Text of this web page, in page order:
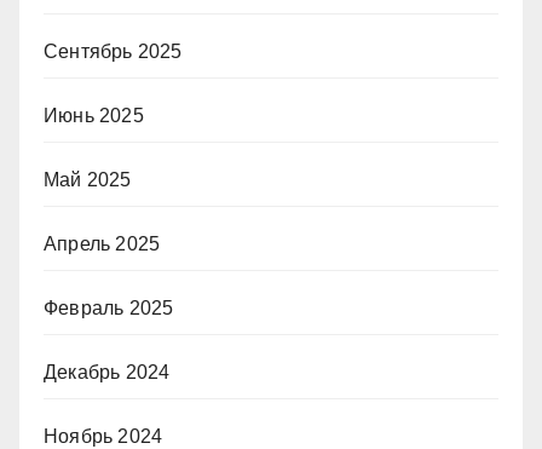
Сентябрь 2025
Июнь 2025
Май 2025
Апрель 2025
Февраль 2025
Декабрь 2024
Ноябрь 2024